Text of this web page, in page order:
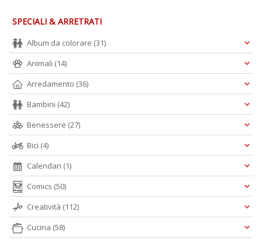
SPECIALI & ARRETRATI
Album da colorare (31)
Animali (14)
Arredamento (36)
Bambini (42)
Benessere (27)
Bici (4)
Calendari (1)
Comics (50)
Creatività (112)
Cucina (58)